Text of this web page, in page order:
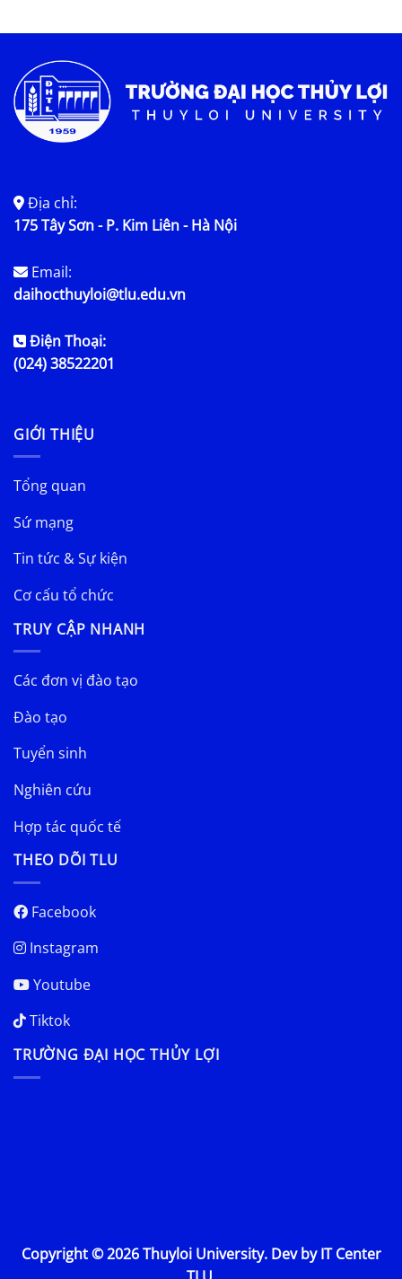
Tin tức chung
Địa chỉ:
175 Tây Sơn - P. Kim Liên - Hà Nội
Email:
daihocthuyloi@tlu.edu.vn
Điện Thoại:
(024) 38522201
GIỚI THIỆU
Tổng quan
Sứ mạng
Tin tức & Sự kiện
Cơ cấu tổ chức
TRUY CẬP NHANH
Các đơn vị đào tạo
Đào tạo
Tuyển sinh
Nghiên cứu
Hợp tác quốc tế
THEO DÕI TLU
Facebook
Instagram
Youtube
Tiktok
TRƯỜNG ĐẠI HỌC THỦY LỢI
Copyright © 2026 Thuyloi University. Dev by IT Center